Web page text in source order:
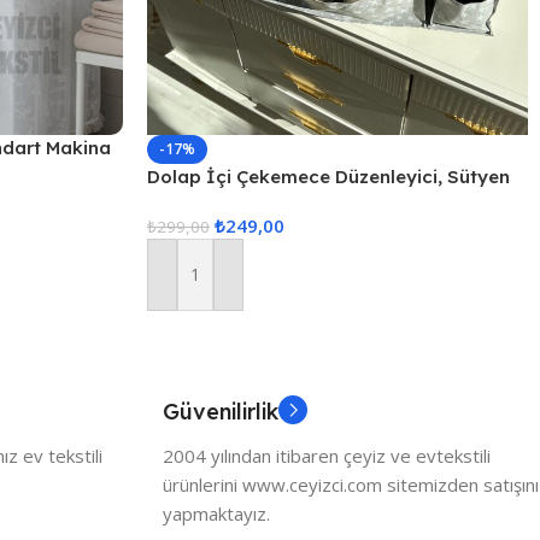
Makina -17%
Dolap İçi Çekemece Düzenleyici, Sütyen
Çekmece İçi Düzenle
₺299,00 ₺249,00
Sepete Ekle
ev tekstili
Güvenilirlik
2004 yılından itibaren çeyiz ve evtekstili
ürünlerini www.ceyizci.com sitemizden satışını
yapmaktayız.